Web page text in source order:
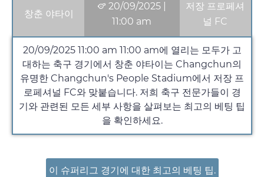
창춘 야타이
20/09/2025
11:00 am
저장 프로페셔
널 FC
20/09/2025 11:00 am 11:00 am에 열리는 모두가 고
대하는 축구 경기에서 창춘 야타이는 Changchun의
유명한 Changchun's People Stadium에서 저장 프
로페셔널 FC와 맞붙습니다. 저희 축구 전문가들이 경
기와 관련된 모든 세부 사항을 살펴보는 최고의 베팅 팁
을 확인하세요.
이 슈퍼리그 경기에 대한 최고의 베팅 팁.